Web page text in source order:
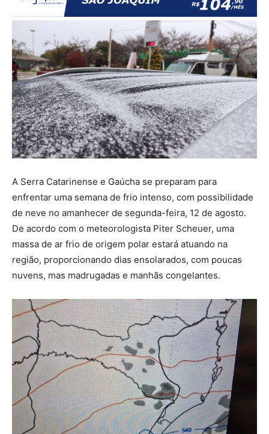
A Serra Catarinense e Gaúcha se preparam para
enfrentar uma semana de frio intenso, com possibilidade
de neve no amanhecer de segunda-feira, 12 de agosto.
De acordo com o meteorologista Piter Scheuer, uma
massa de ar frio de origem polar estará atuando na
região, proporcionando dias ensolarados, com poucas
nuvens, mas madrugadas e manhãs congelantes.